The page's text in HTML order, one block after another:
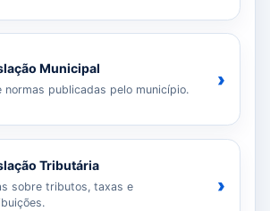
Municipal
normas publicadas pelo município. ›
Tributária
sobre tributos, taxas e
›